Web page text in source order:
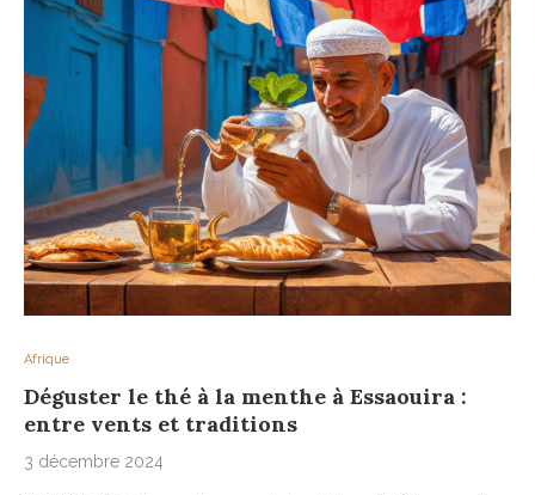
Afrique
Déguster le thé à la menthe à Essaouira :
entre vents et traditions
3 décembre 2024